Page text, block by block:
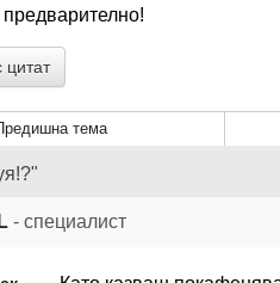
цитат
тема
- специалист